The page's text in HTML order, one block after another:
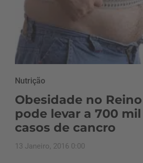
Nutrição
Obesidade no
pode levar a 700
casos de cancro
13 Janeiro, 2016 0:00